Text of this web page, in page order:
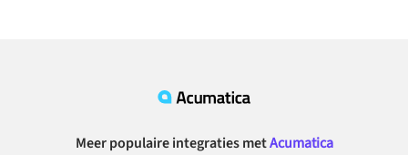
Meer populaire integraties metAcumatica